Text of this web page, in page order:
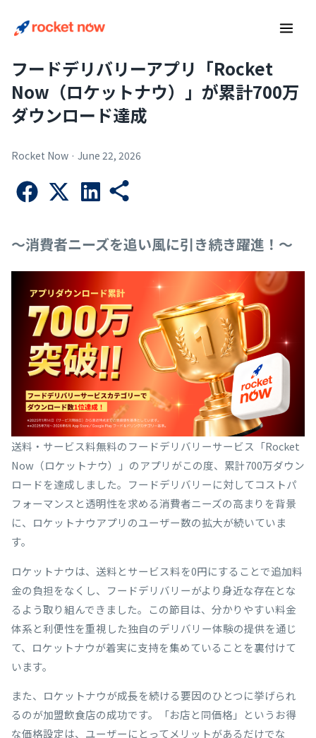
フードデリバリーアプリ「Rocket
Now（ロケットナウ）」が累計700万
ダウンロード達成
Rocket Now · June 22, 2026
～消費者ニーズを追い風に引き続き躍進！～
送料・サービス料無料のフードデリバリーサービス「Rocket
Now（ロケットナウ）」のアプリがこの度、累計700万ダウン
ロードを達成しました。フードデリバリーに対してコストパ
フォーマンスと透明性を求める消費者ニーズの高まりを背景
に、ロケットナウアプリのユーザー数の拡大が続いていま
す。
ロケットナウは、送料とサービス料を0円にすることで追加料
金の負担をなくし、フードデリバリーがより身近な存在とな
るよう取り組んできました。この節目は、分かりやすい料金
体系と利便性を重視した独自のデリバリー体験の提供を通じ
て、ロケットナウが着実に支持を集めていることを裏付けて
います。
また、ロケットナウが成長を続ける要因のひとつに挙げられ
るのが加盟飲食店の成功です。「お店と同価格」というお得
な価格設定は、ユーザーにとってメリットがあるだけでな